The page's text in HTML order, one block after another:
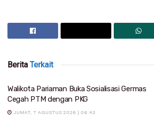
Berita Terkait
Walikota Pariaman Buka Sosialisasi Germas
Cegah PTM dengan PKG
JUMAT, 7 AGUSTUS 2026 | 06:43